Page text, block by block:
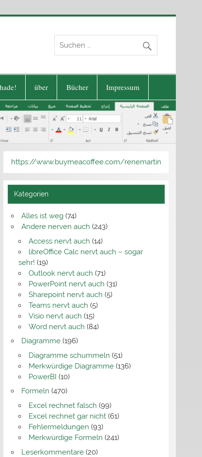
über Bücher Impressum
https://www.buymeacoffee.com/renemartin
Kategorien
Alles ist weg(74)
Andere nerven auch (243)
Access nervt auch (14)
libreOffice Calc nervt auch – sogar
sehr! (19)
Outlook nervt auch (71)
PowerPoint nervt auch (31)
Sharepoint nervt auch (5)
Teams nervt auch (5)
Visio nervt auch (15)
Word nervt auch (84)
Diagramme(196)
Diagramme schummeln (51)
Merkwürdige Diagramme (136)
PowerBI (10)
Formeln (470)
Excel rechnet falsch (99)
Excel rechnet gar nicht (61)
Fehlermeldungen (93)
Merkwürdige Formeln (241)
Leserkommentare(20)